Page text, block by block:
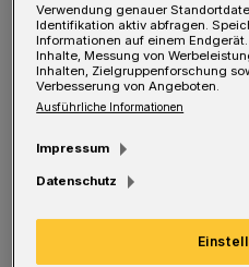
E s sei „nicht mehr
vorgenommen werden,
Rücklehnen für
werden und in
weiter aufgerissen
Verwendung genauer
Identifikation aktiv abfragen.
Informationen auf einem
Inhalte, Messung von
Inhalten, Zielgruppenforschung
Verbesserung von Angeboten.
Ausführliche Informationen
Impressum
Datenschutz